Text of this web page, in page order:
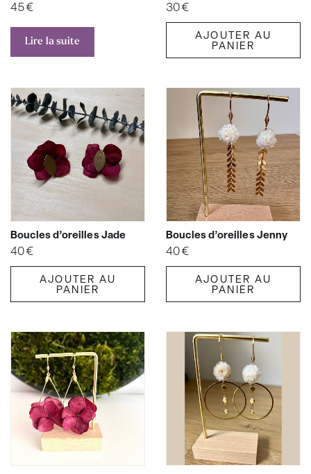
45€
Lire la suite
30€
AJOUTER AU
PANIER
Boucles d’oreilles Jade
40€
AJOUTER AU
PANIER
Boucles d’oreilles Jenny
40€
AJOUTER AU
PANIER